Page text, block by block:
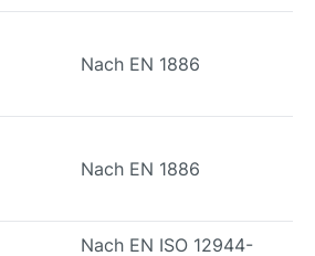
Nach EN 1886
Nach EN 1886
Nach EN ISO 12944-